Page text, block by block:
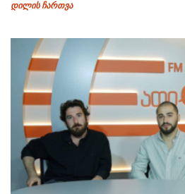
დილის ჩართვა